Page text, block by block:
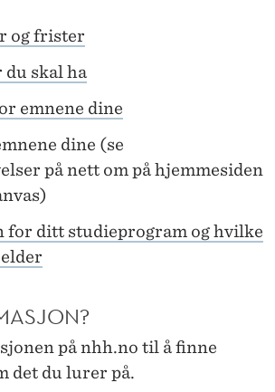
og frister
skal ha
emnene dine
dine (se
på nett om på hjemmesiden
for ditt studieprogram og hvilke
på nhh.no til å finne
det du lurer på.